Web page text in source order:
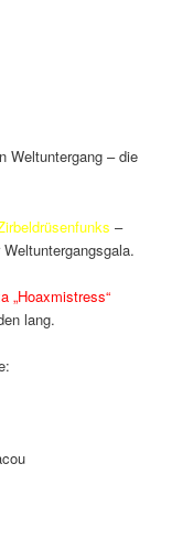
Weltuntergang – die
–
„Hoaxmistress“
lang.